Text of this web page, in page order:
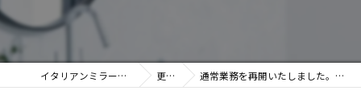
イタリアンミラー製造の日建工業株式会社 更新情報 通常業務を再開いたしました。明けましておめでとうございます。